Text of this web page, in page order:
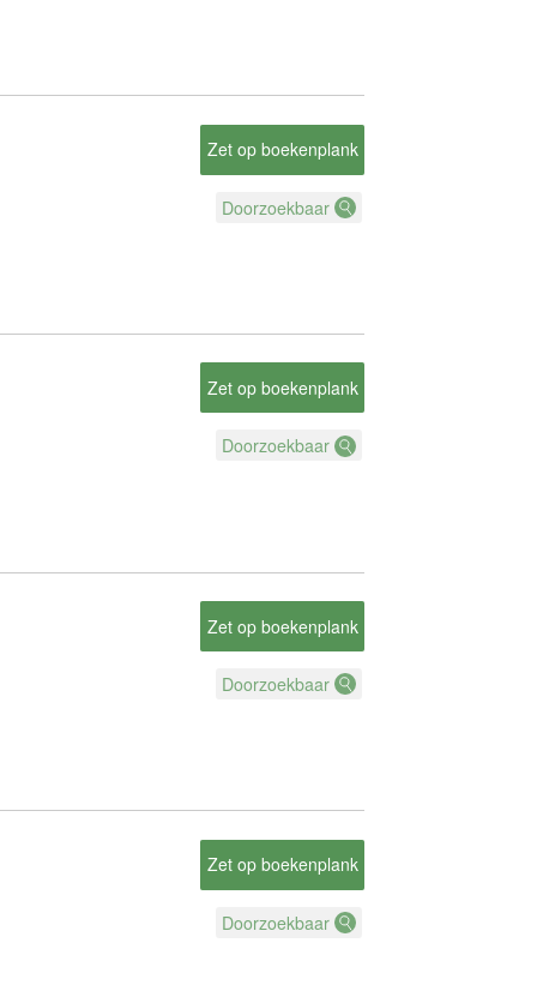
Zet op boekenplank
Doorzoekbaar
Zet op boekenplank
Doorzoekbaar
Zet op boekenplank
Doorzoekbaar
Zet op boekenplank
Doorzoekbaar